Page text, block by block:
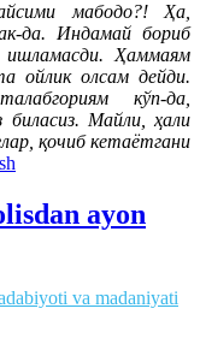
мабодо?! Ҳа,
Индамай бориб
ишламасди. Ҳаммаям
ойлик олсам дейди.
кўп‑да,
биласиз. Майли, ҳали
қочиб кетаётгани
ayon
va madaniyati